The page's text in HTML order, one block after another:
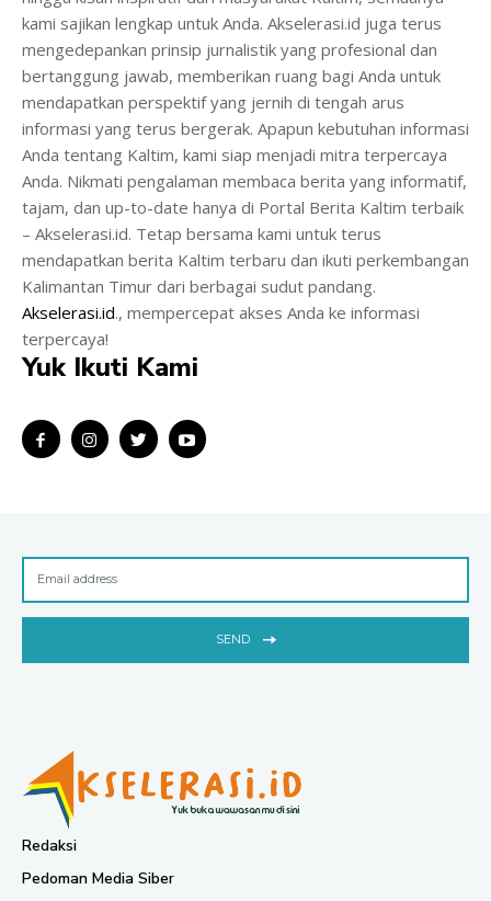
kami sajikan lengkap untuk Anda. Akselerasi.id juga terus
mengedepankan prinsip jurnalistik yang profesional dan
bertanggung jawab, memberikan ruang bagi Anda untuk
mendapatkan perspektif yang jernih di tengah arus
informasi yang terus bergerak. Apapun kebutuhan informasi
Anda tentang Kaltim, kami siap menjadi mitra terpercaya
Anda. Nikmati pengalaman membaca berita yang informatif,
tajam, dan up-to-date hanya di Portal Berita Kaltim terbaik
– Akselerasi.id. Tetap bersama kami untuk terus
mendapatkan berita Kaltim terbaru dan ikuti perkembangan
Kalimantan Timur dari berbagai sudut pandang.
Akselerasi.id., mempercepat akses Anda ke informasi
terpercaya!
Yuk Ikuti Kami
SEND
Redaksi
Pedoman Media Siber